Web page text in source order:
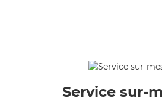
Service sur-